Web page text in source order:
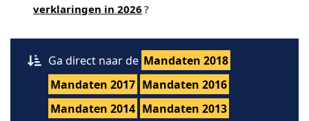
verklaringen in 2026 ?
Ga direct naar de Mandaten 2018
Mandaten 2017 Mandaten 2016
Mandaten 2014 Mandaten 2013